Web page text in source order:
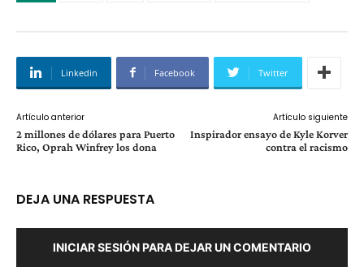
Linkedin Facebook Twitter
Artículo anterior
2 millones de dólares para Puerto
Rico, Oprah Winfrey los dona
Artículo siguiente
Inspirador ensayo de Kyle Korver
contra el racismo
DEJA UNA RESPUESTA
INICIAR SESIÓN PARA DEJAR UN COMENTARIO